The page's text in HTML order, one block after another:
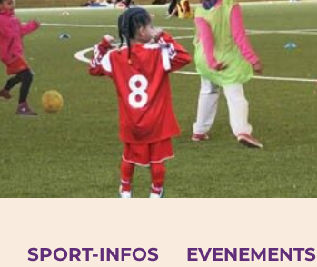
SPORT-INFOS EVENEMENTS